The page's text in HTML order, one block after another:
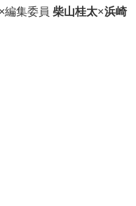
編集委員柴山桂太×浜崎